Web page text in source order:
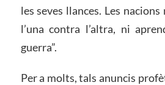
les seves llances. Les nacions
l’una contra l’altra, ni
guerra”.
Per a molts, tals anuncis